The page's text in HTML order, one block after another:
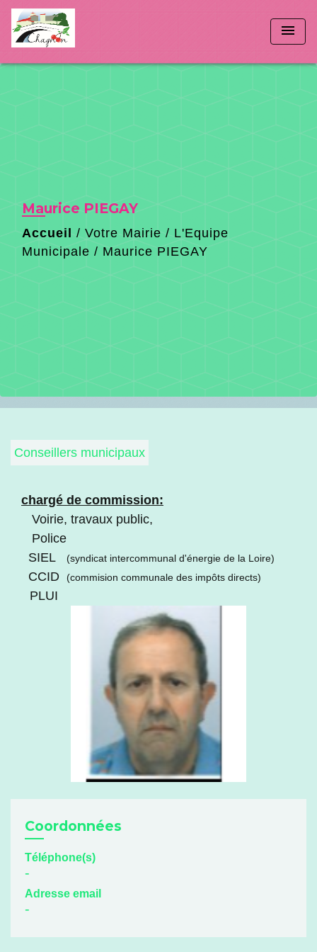
menu
Maurice PIEGAY
Accueil / Votre Mairie / L'Equipe
Municipale / Maurice PIEGAY
Conseillers municipaux
chargé de commission:
Voirie, travaux public,
Police
SIEL
(syndicat intercommunal d'énergie de la Loire)
CCID (commision communale des impôts directs)
PLUI
Coordonnées
Téléphone(s)
-
Adresse email
-